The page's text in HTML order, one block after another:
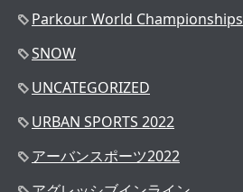
Parkour World Championships
SNOW
UNCATEGORIZED
URBAN SPORTS 2022
アーバンスポーツ2022